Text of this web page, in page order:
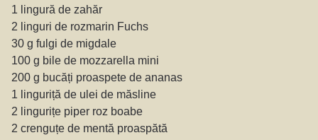
1 lingură de zahăr
2 linguri de rozmarin Fuchs
30 g fulgi de migdale
100 g bile de mozzarella mini
200 g bucăți proaspete de ananas
1 linguriță de ulei de măsline
2 lingurițe piper roz boabe
2 crenguțe de mentă proaspătă